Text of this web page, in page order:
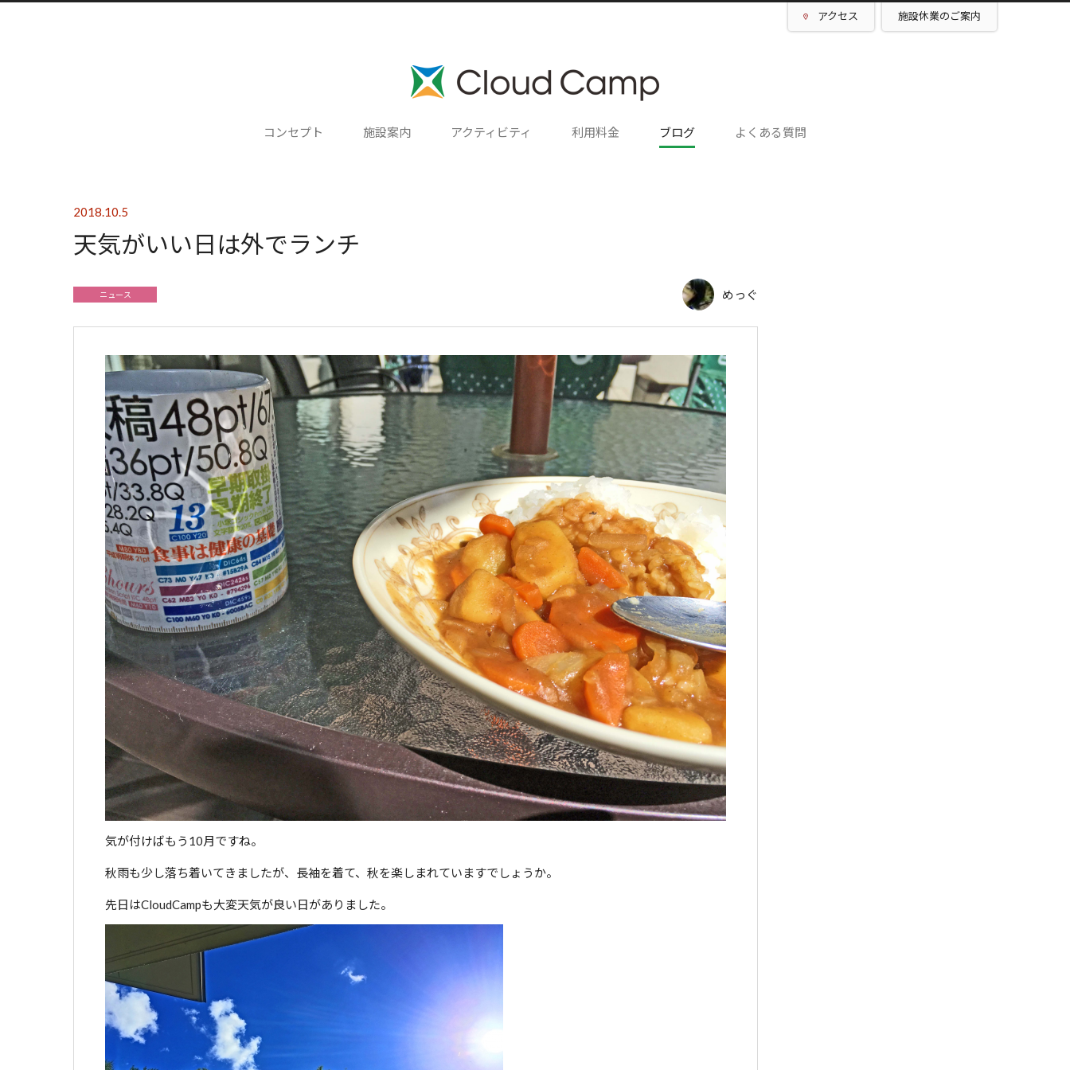
アクセス 施設休業のご案内
コンセプト 施設案内 アクティビティ 利用料金 ブログ よくある質問
2018.10.5
天気がいい日は外でランチ
ニュース めっぐ
気が付けばもう10月ですね。
秋雨も少し落ち着いてきましたが、長袖を着て、秋を楽しまれていますでしょうか。
先日はCloudCampも大変天気が良い日がありました。